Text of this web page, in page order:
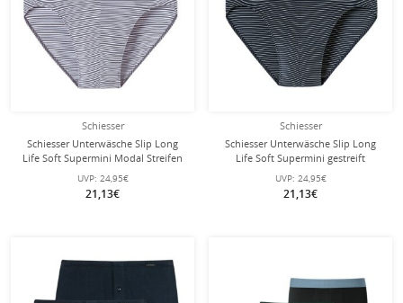
Schiesser
Schiesser Unterwäsche Slip Long
Life Soft Supermini Modal Streifen
graphitgrau Herren - 1 Stück
UVP: 24,95€
21,13€
Schiesser
Schiesser Unterwäsche Slip Long
Life Soft Supermini gestreift
nachtblau Herren - 1 Stück
UVP: 24,95€
21,13€